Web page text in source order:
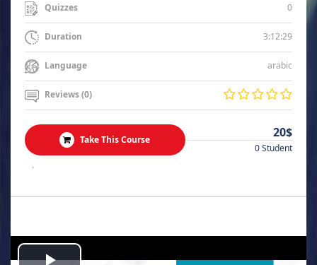
Quizzes 0
Duration 3:12:29
Language arabic
Reviews (0)
Take This Course 20$
0 Student
.